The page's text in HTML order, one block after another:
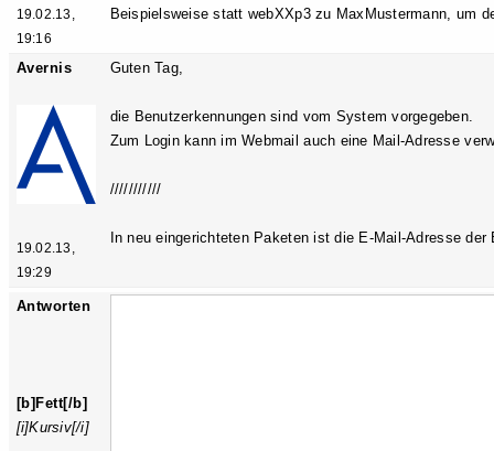
19.02.13,
19:16
Beispielsweise statt webXXp3 zu MaxMustermann, um
Avernis
19.02.13,
19:29
Guten Tag,
die Benutzerkennungen sind vom System vorgegeben.
Zum Login kann im Webmail auch eine Mail-Adresse
///////////
In neu eingerichteten Paketen ist die E-Mail-Adresse der
Antworten
[b]Fett[/b]
[i]Kursiv[/i]